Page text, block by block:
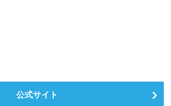
公式サイト